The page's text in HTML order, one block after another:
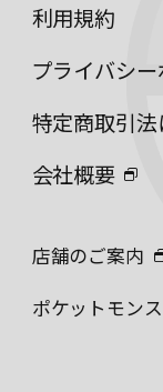
利用規約
プライバシ
特定商取引
会社概要
店舗のご案内
ポケットモン